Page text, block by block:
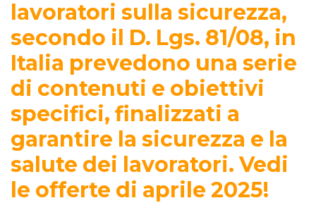
lavoratori sulla sicurezza,
secondo il D. Lgs. 81/08, in
Italia prevedono una serie
di contenuti e obiettivi
specifici, finalizzati a
garantire la sicurezza e la
salute dei lavoratori. Vedi
le offerte di aprile 2025!